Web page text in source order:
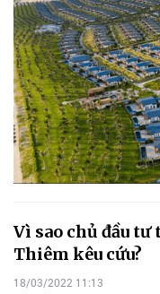
Vì sao chủ đầu
Thiêm kêu cứu?
18/03/2022 11:13